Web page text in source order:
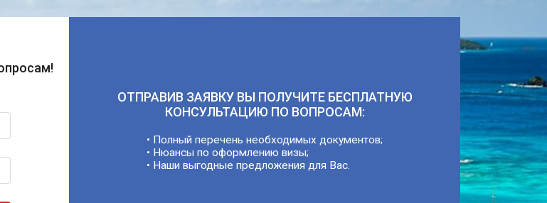
ОТПРАВИВ ЗАЯВКУ ВЫ ПОЛУЧИТЕ БЕСПЛАТНУЮ
КОНСУЛЬТАЦИЮ ПО ВОПРОСАМ:
• Полный перечень необходимых документов;
• Нюансы по оформлению визы;
• Наши выгодные предложения для Вас.